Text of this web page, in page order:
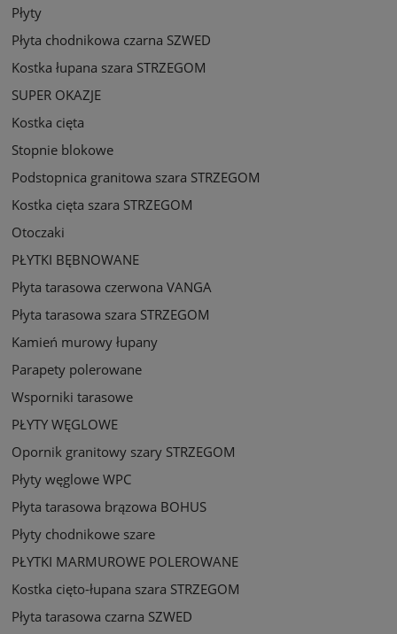
Płyty
Płyta chodnikowa czarna SZWED
Kostka łupana szara STRZEGOM
SUPER OKAZJE
Kostka cięta
Stopnie blokowe
Podstopnica granitowa szara STRZEGOM
Kostka cięta szara STRZEGOM
Otoczaki
PŁYTKI BĘBNOWANE
Płyta tarasowa czerwona VANGA
Płyta tarasowa szara STRZEGOM
Kamień murowy łupany
Parapety polerowane
Wsporniki tarasowe
PŁYTY WĘGLOWE
Opornik granitowy szary STRZEGOM
Płyty węglowe WPC
Płyta tarasowa brązowa BOHUS
Płyty chodnikowe szare
PŁYTKI MARMUROWE POLEROWANE
Kostka cięto-łupana szara STRZEGOM
Płyta tarasowa czarna SZWED